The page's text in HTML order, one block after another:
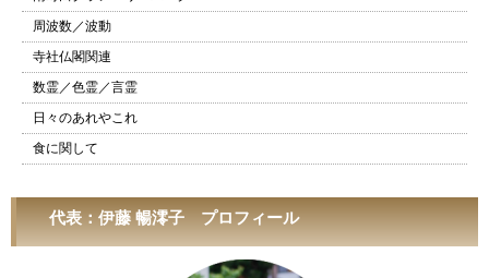
周波数／波動
寺社仏閣関連
数霊／色霊／言霊
日々のあれやこれ
食に関して
代表：伊藤 暢澪子 プロフィール